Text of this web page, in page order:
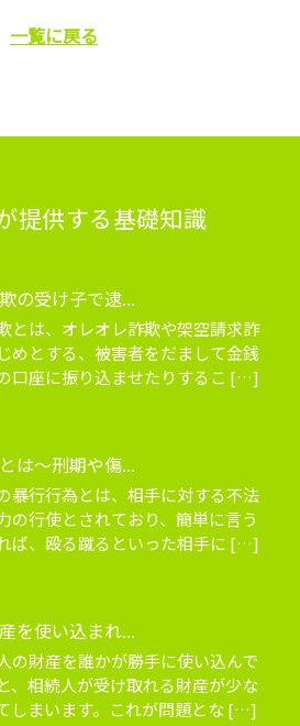
一覧に戻る
提供する基礎知識
の受け子で逮...
とは、オレオレ詐欺や架空請求詐
めとする、被害者をだまして金銭
口座に振り込ませたりするこ […]
は～刑期や傷...
暴行行為とは、相手に対する不法
の行使とされており、簡単に言う
ば、殴る蹴るといった相手に […]
を使い込まれ...
の財産を誰かが勝手に使い込んで
、相続人が受け取れる財産が少な
しまいます。これが問題とな […]